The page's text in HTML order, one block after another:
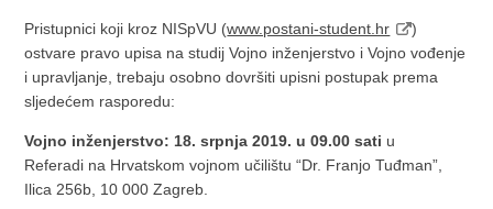
Pristupnici koji kroz NISpVU (www.postani-student.hr
)
ostvare pravo upisa na studij Vojno inženjerstvo i Vojno vođenje
i upravljanje, trebaju osobno dovršiti upisni postupak prema
sljedećem rasporedu:
Vojno inženjerstvo: 18. srpnja 2019. u 09.00 sati u
Referadi na Hrvatskom vojnom učilištu “Dr. Franjo Tuđman”,
Ilica 256b, 10 000 Zagreb.